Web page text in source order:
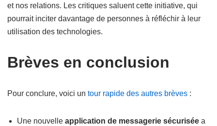
et nos relations. Les critiques saluent cette initiative, qui
pourrait inciter davantage de personnes à réfléchir à leur
utilisation des technologies.
Brèves en conclusion
Pour conclure, voici un tour rapide des autres brèves :
Une nouvelle application de messagerie sécurisée a